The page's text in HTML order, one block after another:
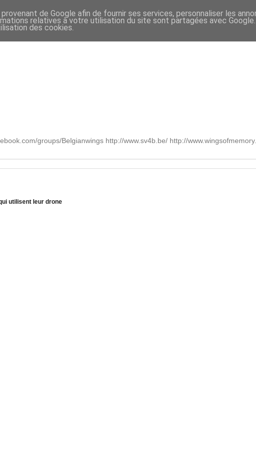
groups/Belgianwings http://www.sv4b.be/ http://
utilisent leur drone
de Google afin de fournir ses services, personnaliser les
relatives à votre utilisation du site sont partagées avec
des cookies.